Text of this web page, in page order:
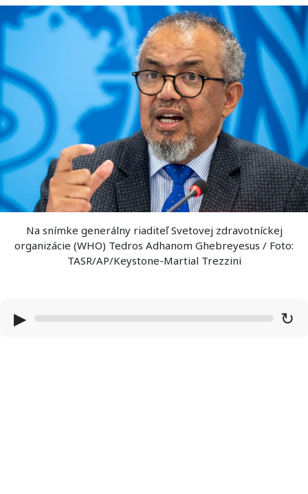
Na snímke generálny riaditeľ Svetovej zdravotníckej
organizácie (WHO) Tedros Adhanom Ghebreyesus / Foto:
TASR/AP/Keystone-Martial Trezzini
▶ ↻